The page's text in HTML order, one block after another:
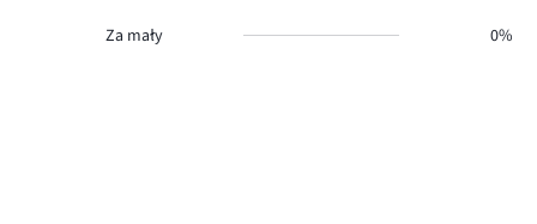
Za mały 0%